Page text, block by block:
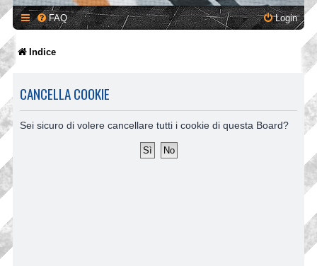
FAQ Login
Indice
CANCELLA COOKIE
Sei sicuro di volere cancellare tutti i cookie di questa Board?